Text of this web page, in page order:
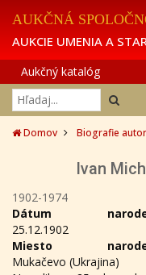
AUKČNÁ
AUKCIE UMENIA A
Aukčný katalóg
Domov Biografie
Ivan
1902-1974
Dátum
25.12.1902
Miesto
Mukačevo (Ukrajina)